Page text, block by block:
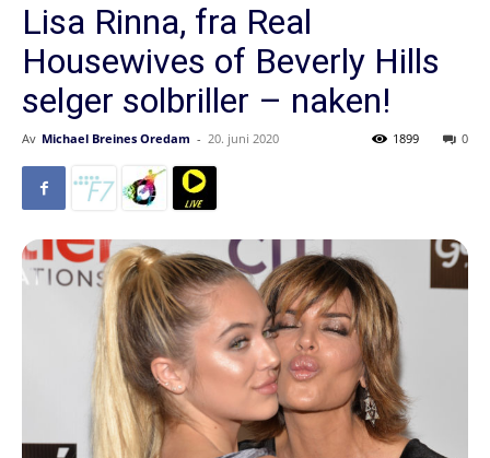
Lisa Rinna, fra Real
Housewives of Beverly Hills
selger solbriller – naken!
Av Michael Breines Oredam - 20. juni 2020 0
1899